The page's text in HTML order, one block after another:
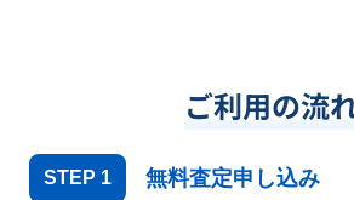
ご利用の流
STEP 1 無料査定申し込み